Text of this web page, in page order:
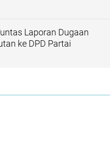
Laporan Dugaan
ke DPD Partai